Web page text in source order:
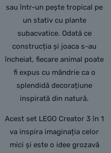
sau într-un pește tropical pe
un stativ cu plante
subacvatice. Odată ce
construcția și joaca s-au
încheiat, fiecare animal poate
fi expus cu mândrie ca o
splendidă decorațiune
inspirată din natură.
Acest set LEGO Creator 3 în 1
va inspira imaginația celor
mici și este o idee grozavă